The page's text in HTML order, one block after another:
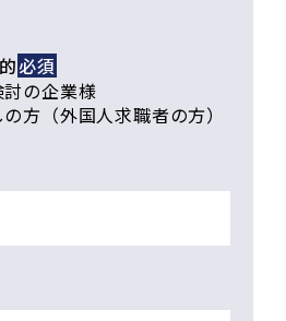
の企業様
方（外国人求職者の方）